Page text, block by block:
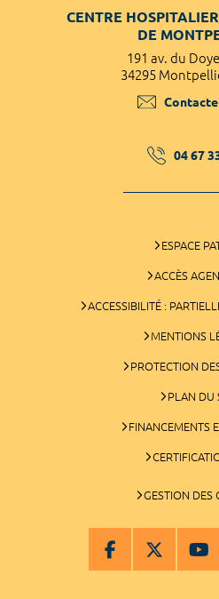
CENTRE
DE
191 av. du
34295
04 67
ESPACE
ACCÈS
ACCESSIBILITÉ :
MENTIONS
PROTECTION
PLAN DU
FINANCEMENTS
GESTION DES